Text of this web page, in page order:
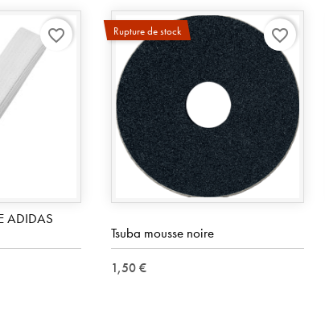
ADIDAS
favorite_border Rupture de stock
Tsuba mousse noire
1,50 €
favorite_border